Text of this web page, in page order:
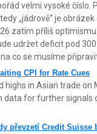
velmi vysoké číslo.
„jádrově“ je
zatím příliš
udržet deficit pod
co se musíme
CPI for Rate Cues
highs in Asian trade
data for further signals
převzetí Credit Suisse